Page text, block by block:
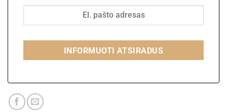
INFORMUOTI ATSIRADUS